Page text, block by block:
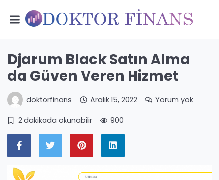
Djarum Black Satın Alma
da Güven Veren Hizmet
doktorfinans Aralık 15, 2022 Yorum yok
2 dakikada okunabilir 900